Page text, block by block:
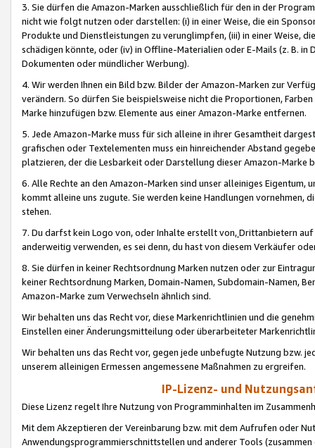
3. Sie dürfen die Amazon-Marken ausschließlich für den in der
nicht wie folgt nutzen oder darstellen: (i) in einer Weise, die ein
Produkte und Dienstleistungen zu verunglimpfen, (iii) in einer Weise,
schädigen könnte, oder (iv) in Offline-Materialien oder E-Mails (z. B. in
Dokumenten oder mündlicher Werbung).
4. Wir werden Ihnen ein Bild bzw. Bilder der Amazon-Marken zur
verändern. So dürfen Sie beispielsweise nicht die Proportionen,
Marke hinzufügen bzw. Elemente aus einer Amazon-Marke entfernen.
5. Jede Amazon-Marke muss für sich alleine in ihrer Gesamtheit
grafischen oder Textelementen muss ein hinreichender Abstand
platzieren, der die Lesbarkeit oder Darstellung dieser Amazon-Marke
6. Alle Rechte an den Amazon-Marken sind unser alleiniges
kommt alleine uns zugute. Sie werden keine Handlungen vornehmen,
stehen.
7. Du darfst kein Logo von, oder Inhalte erstellt von,Drittanbietern auf
anderweitig verwenden, es sei denn, du hast von diesem Verkäufer
8. Sie dürfen in keiner Rechtsordnung Marken nutzen oder zur
keiner Rechtsordnung Marken, Domain-Namen, Subdomain-Namen,
Amazon-Marke zum Verwechseln ähnlich sind.
Wir behalten uns das Recht vor, diese Markenrichtlinien und die
Einstellen einer Änderungsmitteilung oder überarbeiteter
Wir behalten uns das Recht vor, gegen jede unbefugte Nutzung bzw.
unserem alleinigen Ermessen angemessene Maßnahmen zu ergreifen.
IP-Lizenz- und
Diese Lizenz regelt Ihre Nutzung von Programminhalten im
Mit dem Akzeptieren der Vereinbarung bzw. mit dem Aufrufen oder
Anwendungsprogrammierschnittstellen und anderer Tools (zusammen